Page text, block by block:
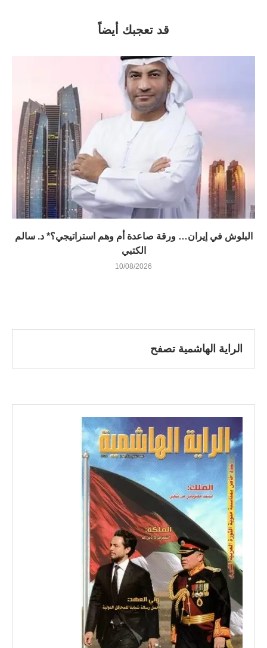
قد تعجبك أيضاً
البلوش في إيران… ورقة صاعدة أم وهم استراتيجي؟* د. سالم
الكتبي
10/08/2026
الراية الهاشمية تصفح